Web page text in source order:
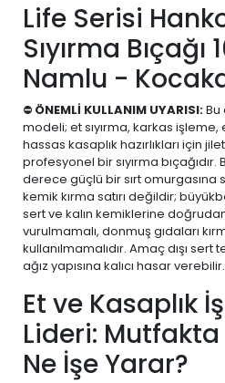
Life Serisi
Sıyırma Bıçağı
Namlu -
⛔ ÖNEMLİ KULLANIM UYARISI:Bu
modeli; et sıyırma, karkas işleme,
hassas kasaplık hazırlıkları için
profesyonel bir sıyırma bıçağıdır.
derece güçlü bir sırt omurgasına
kemik kırma satırı değildir;
sert ve kalın kemiklerine
vurulmamalı, donmuş gıdaları
kullanılmamalıdır. Amaç dışı sert
ağız yapısına kalıcı hasar verebilir.
Et ve Kasaplık
Lideri:
Ne İşe Yarar?